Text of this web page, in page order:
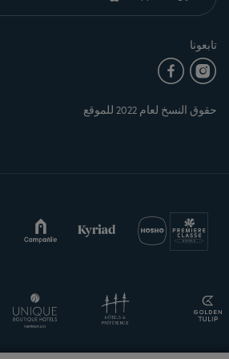
تابعونا
حقوق النسخ لعام 2022 للموقع